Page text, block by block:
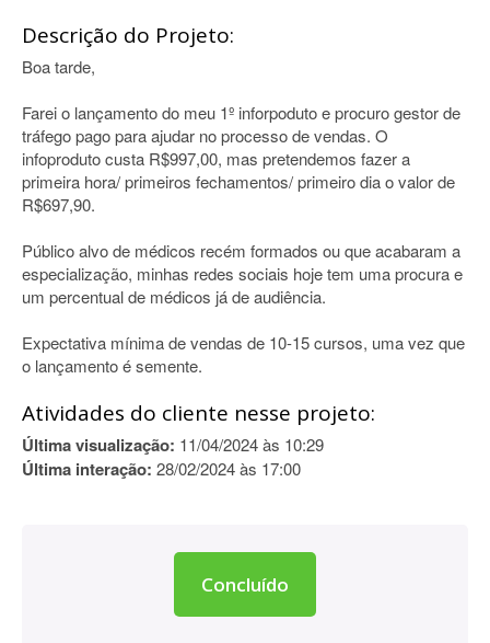
Descrição do Projeto:
Boa tarde,
Farei o lançamento do meu 1º inforpoduto e procuro gestor de
tráfego pago para ajudar no processo de vendas. O
infoproduto custa R$997,00, mas pretendemos fazer a
primeira hora/ primeiros fechamentos/ primeiro dia o valor de
R$697,90.
Público alvo de médicos recém formados ou que acabaram a
especialização, minhas redes sociais hoje tem uma procura e
um percentual de médicos já de audiência.
Expectativa mínima de vendas de 10-15 cursos, uma vez que
o lançamento é semente.
Atividades do cliente nesse projeto:
Última visualização: 11/04/2024 às 10:29
Última interação: 28/02/2024 às 17:00
Concluído